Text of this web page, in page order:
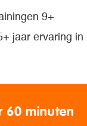
9+
jaar ervaring in
60 minuten